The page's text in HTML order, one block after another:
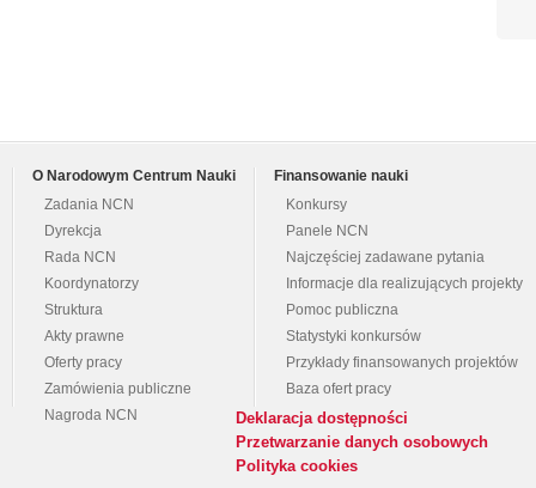
O Narodowym Centrum Nauki
Zadania NCN
Dyrekcja
Rada NCN
Koordynatorzy
Struktura
Akty prawne
Oferty pracy
Zamówienia publiczne
Nagroda NCN
Finansowanie nauki
Konkursy
Panele NCN
Najczęściej zadawane pytania
Informacje dla realizujących projekty
Pomoc publiczna
Statystyki konkursów
Przykłady finansowanych projektów
Baza ofert pracy
Deklaracja dostępności
Przetwarzanie danych osobowych
Polityka cookies